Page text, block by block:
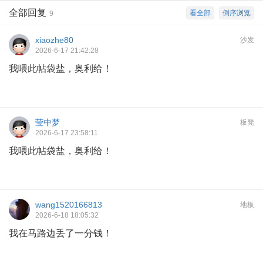
倒序浏览
看全部
全部回复 9
沙发
xiaozhe80
2026-6-17 21:42:28
我喂此帖袋盐，奥利给！
板凳
莹中梦
2026-6-17 23:58:11
我喂此帖袋盐，奥利给！
地板
wang1520166813
2026-6-18 18:05:32
我在马路边丢了一分钱！